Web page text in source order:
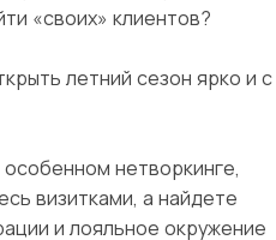
«своих» клиентов?
летний сезон ярко и с
нетворкинге,
визитками, а найдете
и лояльное окружение